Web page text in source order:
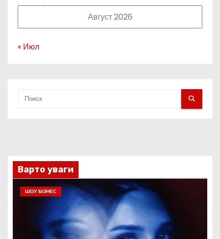
Август 2026
« Июл
Варто уваги
ШОУ БІЗНЕС